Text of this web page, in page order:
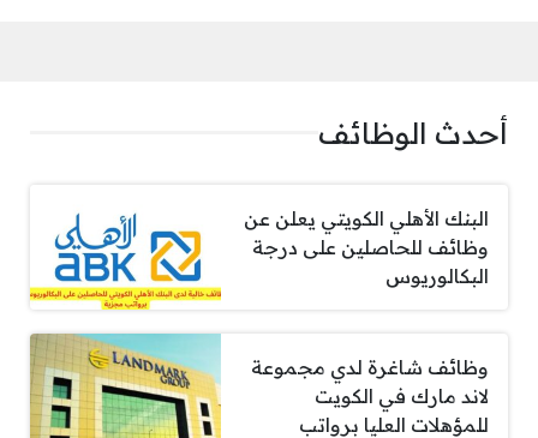
أحدث الوظائف
البنك الأهلي الكويتي يعلن عن
وظائف للحاصلين على درجة
البكالوريوس
وظائف شاغرة لدي مجموعة
لاند مارك في الكويت
للمؤهلات العليا برواتب